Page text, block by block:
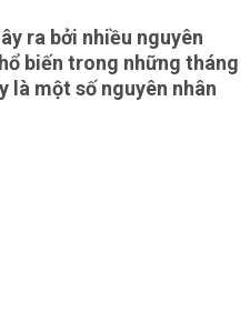
ra bởi nhiều nguyên
biến trong những tháng
là một số nguyên nhân